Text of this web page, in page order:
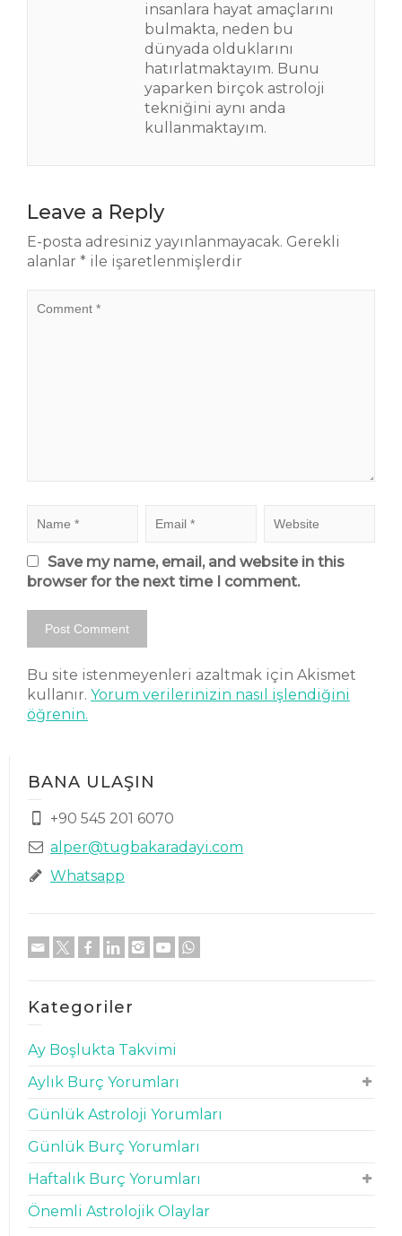
insanlara hayat amaçlarını
bulmakta, neden bu
dünyada olduklarını
hatırlatmaktayım. Bunu
yaparken birçok astroloji
tekniğini aynı anda
kullanmaktayım.
Leave a Reply
E-posta adresiniz yayınlanmayacak. Gerekli
alanlar * ile işaretlenmişlerdir
Save my name, email, and website in this
browser for the next time I comment.
Bu site istenmeyenleri azaltmak için Akismet
kullanır. Yorum verilerinizin nasıl işlendiğini
öğrenin.
BANA ULAŞIN
+90 545 201 6070
alper@tugbakaradayi.com
Whatsapp
Kategoriler
Ay Boşlukta Takvimi
Aylık Burç Yorumları
Günlük Astroloji Yorumları
Günlük Burç Yorumları
Haftalık Burç Yorumları
Önemli Astrolojik Olaylar